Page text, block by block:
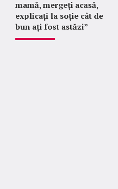
mamă, mergeți acasă,
explicați la soție cât de
bun ați fost astăzi”